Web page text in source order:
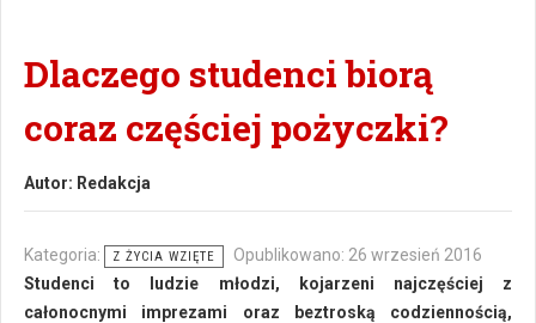
Dlaczego studenci biorą
coraz częściej pożyczki?
Autor: Redakcja
Kategoria: Z ŻYCIA WZIĘTE
Opublikowano: 26 wrzesień 2016
Studenci to ludzie młodzi, kojarzeni najczęściej z
całonocnymi imprezami oraz beztroską codziennością,